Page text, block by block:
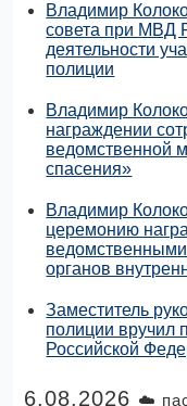
Владимир
совета при МВД
деятельности
полиции
Владимир
награждении
ведомственной
спасения»
Владимир
церемонию
ведомственными
органов
Заместитель
полиции вручил
Российской
6.08.2026 ☁️